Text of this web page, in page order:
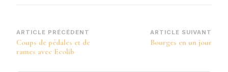
Navigation
d’article
ARTICLE PRÉCÉDENT
Coups de pédales et de
rames avec Ecolib
ARTICLE SUIVANT
Bourges en un jour